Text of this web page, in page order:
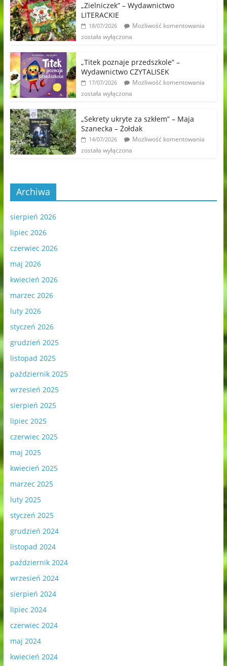
„Zielniczek” – Wydawnictwo
LITERACKIE
18/07/2026
Możliwość komentowania
została wyłączona
„Titek poznaje przedszkole” –
Wydawnictwo CZYTALISEK
17/07/2026
Możliwość komentowania
została wyłączona
„Sekrety ukryte za szkłem” – Maja
Szanecka – Żołdak
14/07/2026
Możliwość komentowania
została wyłączona
Archiwa
sierpień 2026
lipiec 2026
czerwiec 2026
maj 2026
kwiecień 2026
marzec 2026
luty 2026
styczeń 2026
grudzień 2025
listopad 2025
październik 2025
wrzesień 2025
sierpień 2025
lipiec 2025
czerwiec 2025
maj 2025
kwiecień 2025
marzec 2025
luty 2025
styczeń 2025
grudzień 2024
listopad 2024
październik 2024
wrzesień 2024
sierpień 2024
lipiec 2024
czerwiec 2024
maj 2024
kwiecień 2024